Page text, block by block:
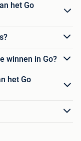
het Go
winnen in Go?
het Go